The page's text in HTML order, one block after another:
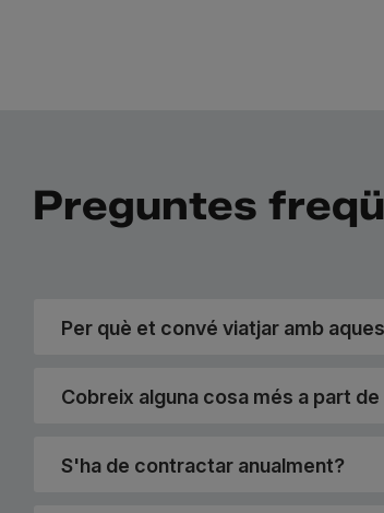
Preguntes
Per què et convé viatjar amb
Cobreix alguna cosa més a part
S'ha de contractar anualment?